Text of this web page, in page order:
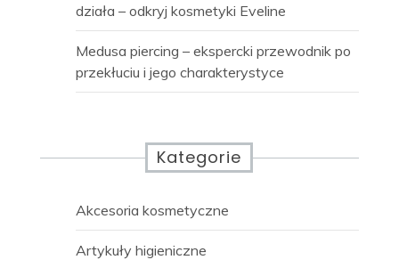
działa – odkryj kosmetyki Eveline
Medusa piercing – ekspercki przewodnik po
przekłuciu i jego charakterystyce
Kategorie
Akcesoria kosmetyczne
Artykuły higieniczne